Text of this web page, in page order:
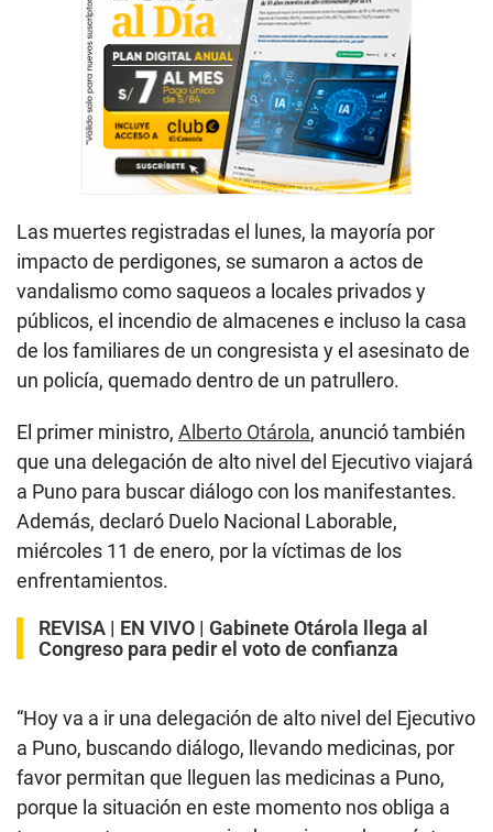
Las muertes registradas el lunes, la mayoría por
impacto de perdigones, se sumaron a actos de
vandalismo como saqueos a locales privados y
públicos, el incendio de almacenes e incluso la casa
de los familiares de un congresista y el asesinato de
un policía, quemado dentro de un patrullero.
El primer ministro, Alberto Otárola, anunció también
que una delegación de alto nivel del Ejecutivo viajará
a Puno para buscar diálogo con los manifestantes.
Además, declaró Duelo Nacional Laborable,
miércoles 11 de enero, por la víctimas de los
enfrentamientos.
REVISA | EN VIVO | Gabinete Otárola llega al
Congreso para pedir el voto de confianza
“Hoy va a ir una delegación de alto nivel del Ejecutivo
a Puno, buscando diálogo, llevando medicinas, por
favor permitan que lleguen las medicinas a Puno,
porque la situación en este momento nos obliga a